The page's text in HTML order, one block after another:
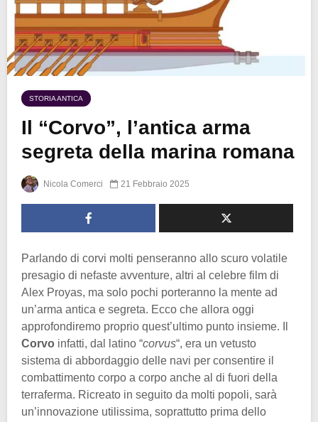
STORIA ANTICA
Il “Corvo”, l’antica arma
segreta della marina romana
Nicola Comerci 21 Febbraio 2025
Parlando di corvi molti penseranno allo scuro volatile
presagio di nefaste avventure, altri al celebre film di
Alex Proyas, ma solo pochi porteranno la mente ad
un’arma antica e segreta. Ecco che allora oggi
approfondiremo proprio quest’ultimo punto insieme. Il
Corvo infatti, dal latino “corvus“, era un vetusto
sistema di abbordaggio delle navi per consentire il
combattimento corpo a corpo anche al di fuori della
terraferma. Ricreato in seguito da molti popoli, sarà
un’innovazione utilissima, soprattutto prima dello